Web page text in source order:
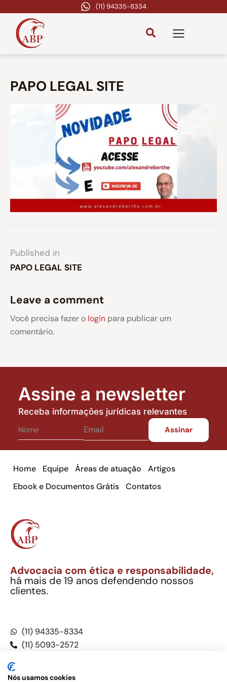
(11) 94335-8334
PAPO LEGAL SITE
Published in
PAPO LEGAL SITE
Leave a comment
Você precisa fazer o login para publicar um
comentário.
Assine a newsletter
Receba informações jurídicas relevantes
Home Equipe Áreas de atuação
Artigos
Ebook e Documentos Grátis
Contatos
Advocacia com ética e responsabilidade,
há mais de 19 anos defendendo nossos
clientes.
(11) 94335-8334
(11) 5093-2572
Nós usamos cookies